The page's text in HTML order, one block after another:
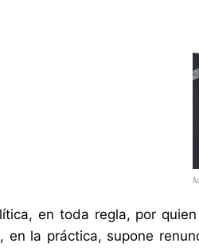
en toda regla, por
en la práctica, supone